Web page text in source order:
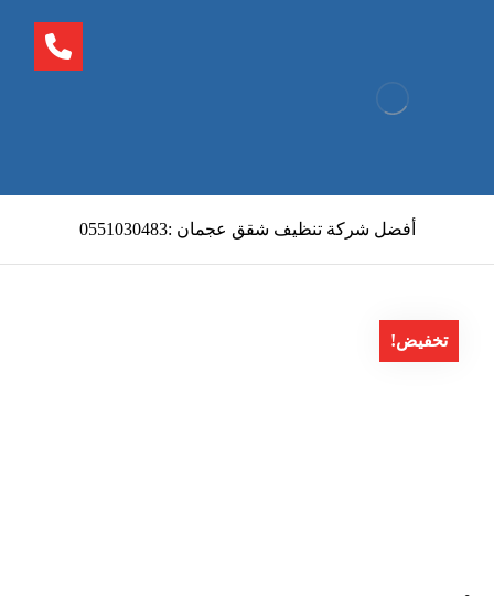
أفضل شركة تنظيف شقق عجمان :0551030483
تخفيض!